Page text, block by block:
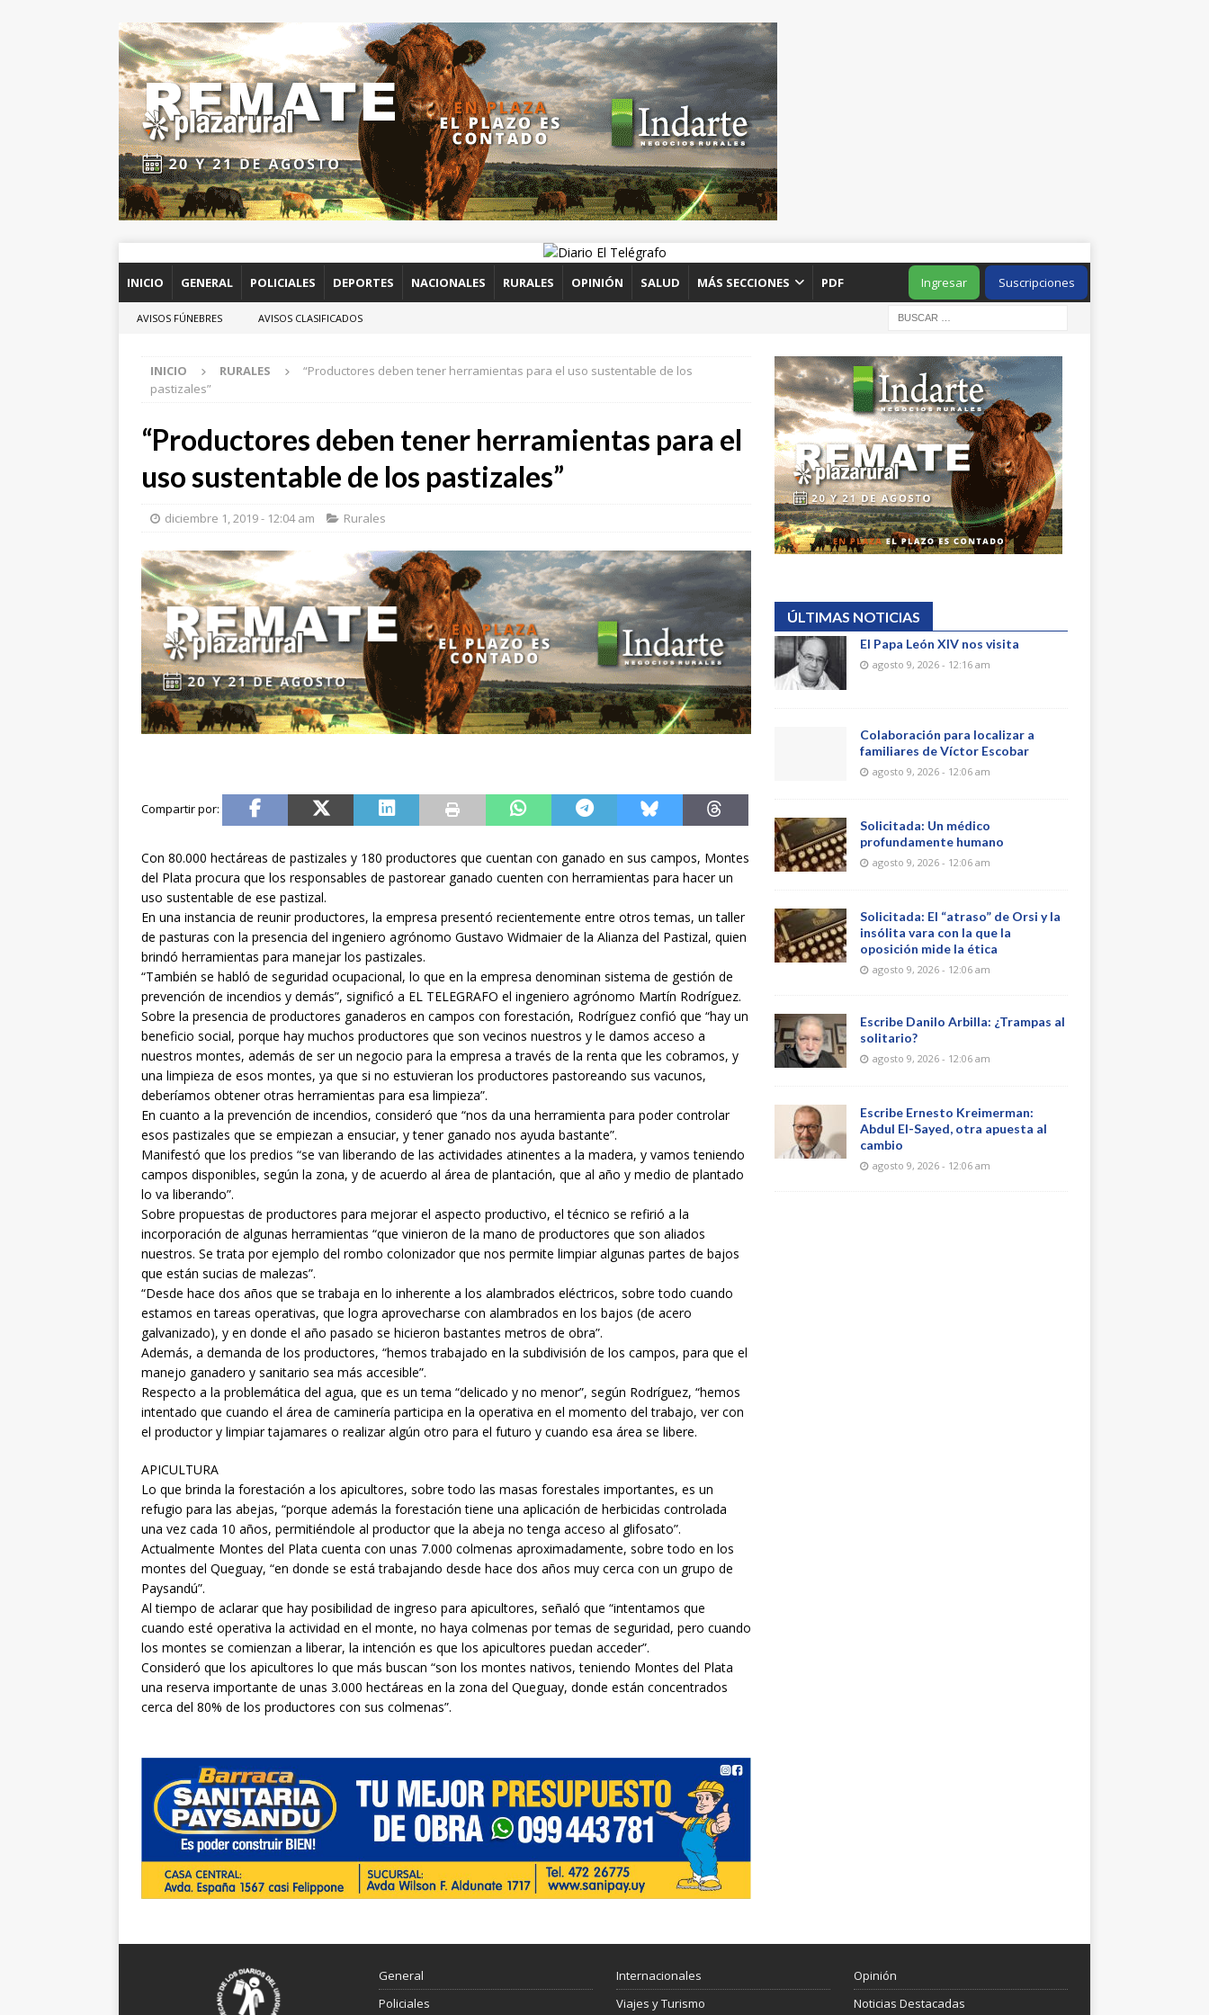
INICIO GENERAL POLICIALES DEPORTES NACIONALES RURALES OPINIÓN SALUD MÁS SECCIONES PDF Suscripciones
Ingresar
AVISOS FÚNEBRES AVISOS CLASIFICADOS
INICIO RURALES
“Productores deben tener herramientas para el uso sustentable de los
pastizales”
“Productores deben tener herramientas para el
uso sustentable de los pastizales”
diciembre 1, 2019 - 12:04 am Rurales
Con 80.000 hectáreas de pastizales y 180 productores que cuentan con ganado en sus campos, Montes
del Plata procura que los responsables de pastorear ganado cuenten con herramientas para hacer un
uso sustentable de ese pastizal.
En una instancia de reunir productores, la empresa presentó recientemente entre otros temas, un taller
de pasturas con la presencia del ingeniero agrónomo Gustavo Widmaier de la Alianza del Pastizal, quien
brindó herramientas para manejar los pastizales.
“También se habló de seguridad ocupacional, lo que en la empresa denominan sistema de gestión de
prevención de incendios y demás”, significó a EL TELEGRAFO el ingeniero agrónomo Martín Rodríguez.
Sobre la presencia de productores ganaderos en campos con forestación, Rodríguez confió que “hay un
beneficio social, porque hay muchos productores que son vecinos nuestros y le damos acceso a
nuestros montes, además de ser un negocio para la empresa a través de la renta que les cobramos, y
una limpieza de esos montes, ya que si no estuvieran los productores pastoreando sus vacunos,
deberíamos obtener otras herramientas para esa limpieza”.
En cuanto a la prevención de incendios, consideró que “nos da una herramienta para poder controlar
esos pastizales que se empiezan a ensuciar, y tener ganado nos ayuda bastante”.
Manifestó que los predios “se van liberando de las actividades atinentes a la madera, y vamos teniendo
campos disponibles, según la zona, y de acuerdo al área de plantación, que al año y medio de plantado
lo va liberando”.
Sobre propuestas de productores para mejorar el aspecto productivo, el técnico se refirió a la
incorporación de algunas herramientas “que vinieron de la mano de productores que son aliados
nuestros. Se trata por ejemplo del rombo colonizador que nos permite limpiar algunas partes de bajos
que están sucias de malezas”.
“Desde hace dos años que se trabaja en lo inherente a los alambrados eléctricos, sobre todo cuando
estamos en tareas operativas, que logra aprovecharse con alambrados en los bajos (de acero
galvanizado), y en donde el año pasado se hicieron bastantes metros de obra”.
Además, a demanda de los productores, “hemos trabajado en la subdivisión de los campos, para que el
manejo ganadero y sanitario sea más accesible”.
Respecto a la problemática del agua, que es un tema “delicado y no menor”, según Rodríguez, “hemos
intentado que cuando el área de caminería participa en la operativa en el momento del trabajo, ver con
el productor y limpiar tajamares o realizar algún otro para el futuro y cuando esa área se libere.
APICULTURA
Lo que brinda la forestación a los apicultores, sobre todo las masas forestales importantes, es un
refugio para las abejas, “porque además la forestación tiene una aplicación de herbicidas controlada
una vez cada 10 años, permitiéndole al productor que la abeja no tenga acceso al glifosato”.
Actualmente Montes del Plata cuenta con unas 7.000 colmenas aproximadamente, sobre todo en los
montes del Queguay, “en donde se está trabajando desde hace dos años muy cerca con un grupo de
Paysandú”.
Al tiempo de aclarar que hay posibilidad de ingreso para apicultores, señaló que “intentamos que
cuando esté operativa la actividad en el monte, no haya colmenas por temas de seguridad, pero cuando
los montes se comienzan a liberar, la intención es que los apicultores puedan acceder”.
Consideró que los apicultores lo que más buscan “son los montes nativos, teniendo Montes del Plata
una reserva importante de unas 3.000 hectáreas en la zona del Queguay, donde están concentrados
cerca del 80% de los productores con sus colmenas”.
ÚLTIMAS NOTICIAS
El Papa León XIV nos visita
agosto 9, 2026 - 12:16 am
Colaboración para localizar a
familiares de Víctor Escobar
agosto 9, 2026 - 12:06 am
Solicitada: Un médico
profundamente humano
agosto 9, 2026 - 12:06 am
Solicitada: El “atraso” de Orsi y la
insólita vara con la que la
oposición mide la ética
agosto 9, 2026 - 12:06 am
Escribe Danilo Arbilla: ¿Trampas al
solitario?
agosto 9, 2026 - 12:06 am
Escribe Ernesto Kreimerman:
Abdul El-Sayed, otra apuesta al
cambio
agosto 9, 2026 - 12:06 am
General
Policiales
Internacionales
Viajes y Turismo
Opinión
Noticias Destacadas